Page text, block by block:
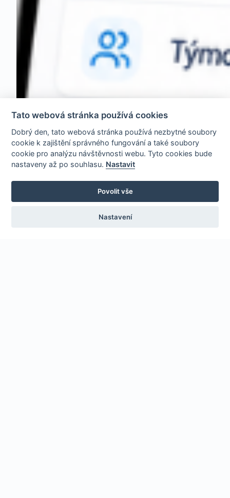
Tato webová stránka používá cookies
Dobrý den, tato webová stránka používá nezbytné soubory
cookie k zajištění správného fungování a také soubory
cookie pro analýzu návštěvnosti webu. Tyto cookies bude
nastaveny až po souhlasu. Nastavit
Povolit vše
Nastavení